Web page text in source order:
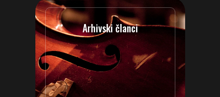
Arhivski članci